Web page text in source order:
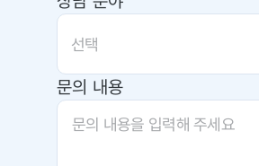
선택
문의 내용